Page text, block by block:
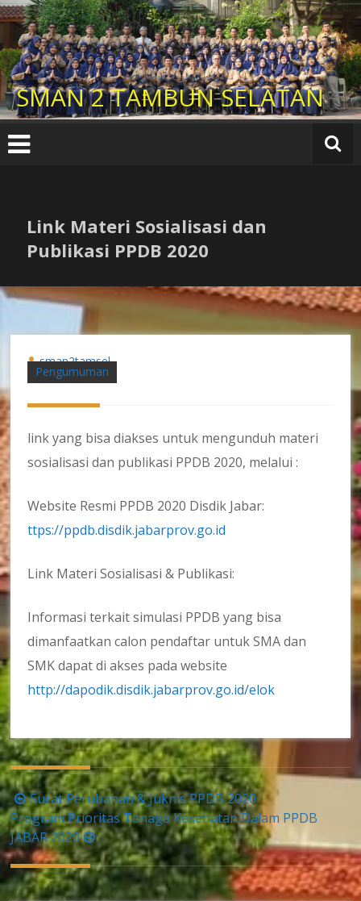
Lompat
ke
konten
SMAN 2 TAMBUN SELATAN
Link Materi Sosialisasi dan
Publikasi PPDB 2020
Pengumuman
sman2tamsel
link yang bisa diakses untuk mengunduh materi
sosialisasi dan publikasi PPDB 2020, melalui :
Website Resmi PPDB 2020 Disdik Jabar:
ttps://ppdb.disdik.jabarprov.go.id
Link Materi Sosialisasi & Publikasi:
Informasi terkait simulasi PPDB yang bisa
dimanfaatkan calon pendaftar untuk SMA dan
SMK dapat di akses pada website
http://dapodik.disdik.jabarprov.go.id/elok
Navigasi
pos
Surat Perubahan & Juknis PPDB 2020
Program Prioritas Tenaga Kesehatan Dalam PPDB
JABAR 2020